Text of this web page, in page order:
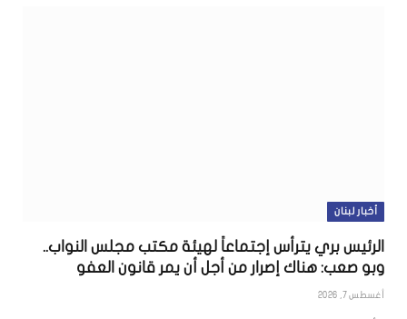
أخبار لبنان
الرئيس بري يترأس إجتماعاً لهيئة مكتب مجلس النواب..
وبو صعب: هناك إصرار من أجل أن يمر قانون العفو
أغسطس 7, 2026